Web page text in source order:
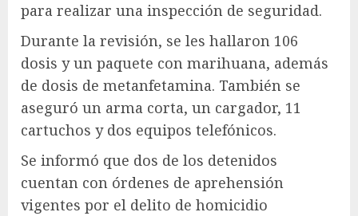
para realizar una inspección de seguridad.
Durante la revisión, se les hallaron 106
dosis y un paquete con marihuana, además
de dosis de metanfetamina. También se
aseguró un arma corta, un cargador, 11
cartuchos y dos equipos telefónicos.
Se informó que dos de los detenidos
cuentan con órdenes de aprehensión
vigentes por el delito de homicidio